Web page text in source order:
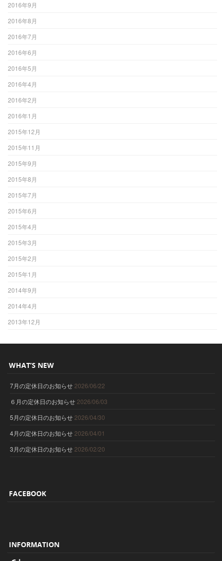
2016年9月
2016年8月
2016年7月
2016年6月
2016年5月
2016年4月
2016年2月
2016年1月
2015年12月
2015年11月
2015年9月
2015年8月
2015年7月
2015年6月
2015年4月
2015年3月
2015年2月
2015年1月
2014年9月
2014年4月
2013年12月
WHAT’S NEW
7月の定休日のお知らせ 2026/06/22
６月の定休日のお知らせ 2026/06/03
5月の定休日のお知らせ 2026/04/30
4月の定休日のお知らせ 2026/04/01
3月の定休日のお知らせ 2026/02/20
FACEBOOK
INFORMATION